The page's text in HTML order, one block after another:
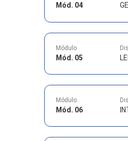
Mód. 04
Módulo
Mód. 05
Módulo
Mód. 06